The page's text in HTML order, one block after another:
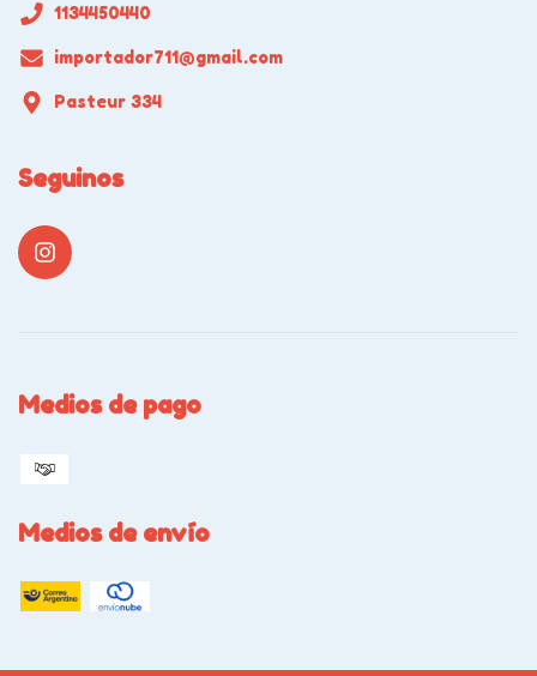
1134450440
importador711@gmail.com
Pasteur 334
Seguinos
Medios de pago
Medios de envío